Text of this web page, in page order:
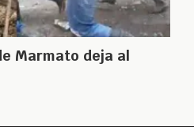
Marmato deja al